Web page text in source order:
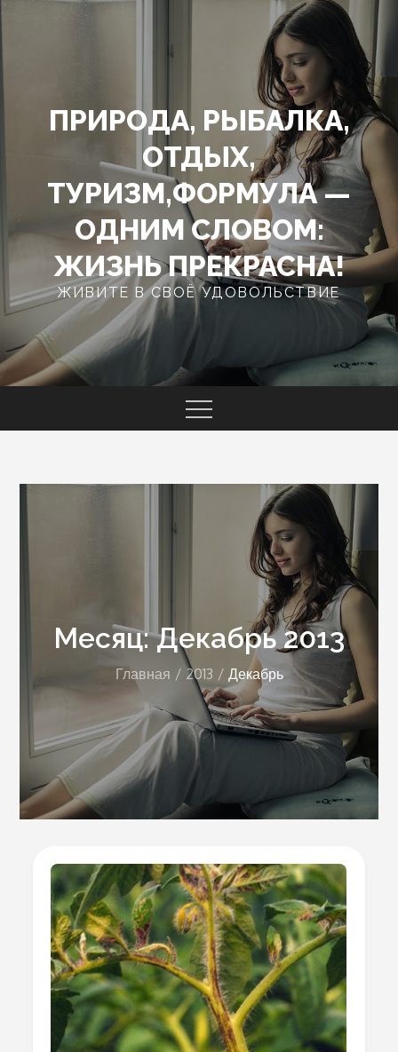
ПРИРОДА, РЫБАЛКА,
ОТДЫХ,
ТУРИЗМ,ФОРМУЛА —
ОДНИМ СЛОВОМ:
ЖИЗНЬ ПРЕКРАСНА!
ЖИВИТЕ В СВОЁ УДОВОЛЬСТВИЕ
Месяц: Декабрь 2013
Главная 2013 Декабрь